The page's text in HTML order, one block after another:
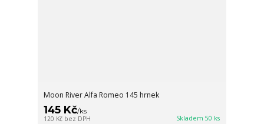
Moon River Alfa Romeo 145 hrnek
145 Kč/ks
120 Kč bez DPH Skladem 50 ks